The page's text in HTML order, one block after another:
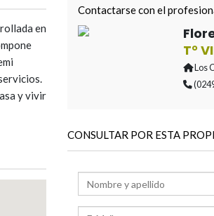
en
y vivir
Contactarse con el
T°
Los
CONSULTAR POR ESTA